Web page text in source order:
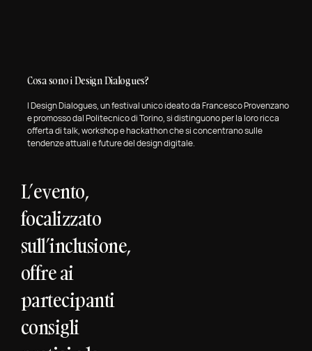
Cosa sono i Design Dialogues?
I Design Dialogues, un festival unico ideato da Francesco Provenzano
e promosso dal Politecnico di Torino, si distinguono per la loro ricca
offerta di talk, workshop e hackathon che si concentrano sulle
tendenze attuali e future del design digitale.
L’evento,
focalizzato
sull’inclusione,
offre ai
partecipanti
consigli